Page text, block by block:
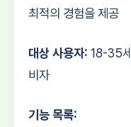
최적의 경험을 제공
대상 사용자: 18-35
비자
기능 목록: